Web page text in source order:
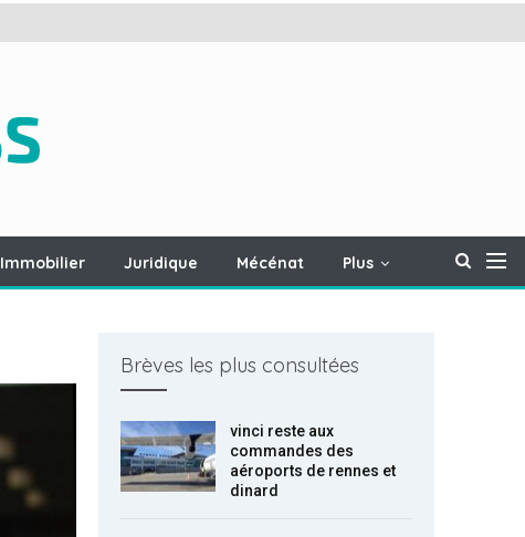
Immobilier Juridique Mécénat Plus
Brèves les plus consultées
vinci reste aux
commandes des
aéroports de rennes et
dinard